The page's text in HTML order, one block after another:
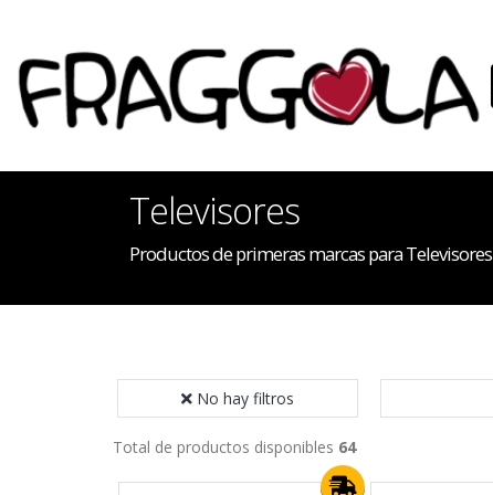
Televisores
Productos de primeras marcas para Televisores
No hay filtros
Total de productos disponibles 64